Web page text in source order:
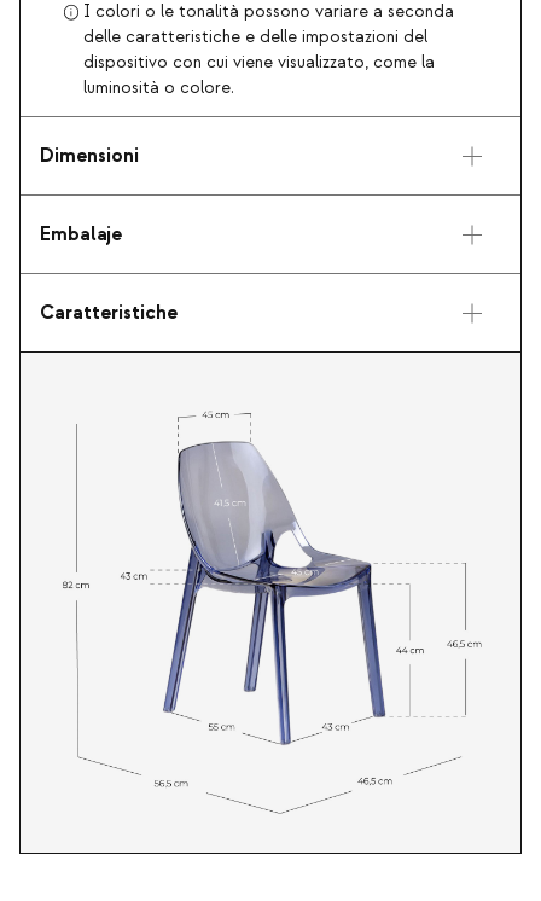
I colori o le tonalità possono variare a seconda
delle caratteristiche e delle impostazioni del
dispositivo con cui viene visualizzato, come la
luminosità o colore.
Dimensioni
Embalaje
Caratteristiche